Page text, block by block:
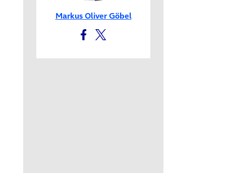
Markus Oliver Göbel